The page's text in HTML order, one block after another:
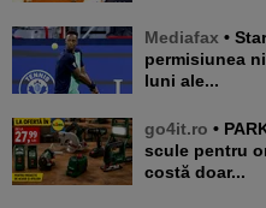
Mediafax • Starul tenisului francez: „Nu cer
permisiunea
luni ale...
go4it.ro • PARKSIDE aduce în LIDL TOP 7
scule pentru
costă doar...